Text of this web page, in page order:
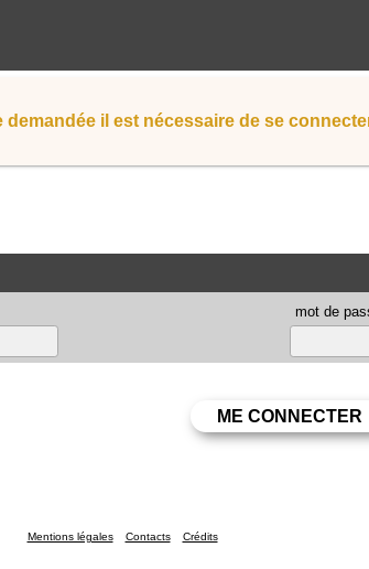
demandée il est nécessaire de se
mot de
Mentions légales Contacts Crédits